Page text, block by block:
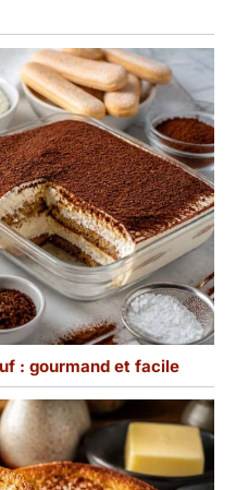
: gourmand et facile